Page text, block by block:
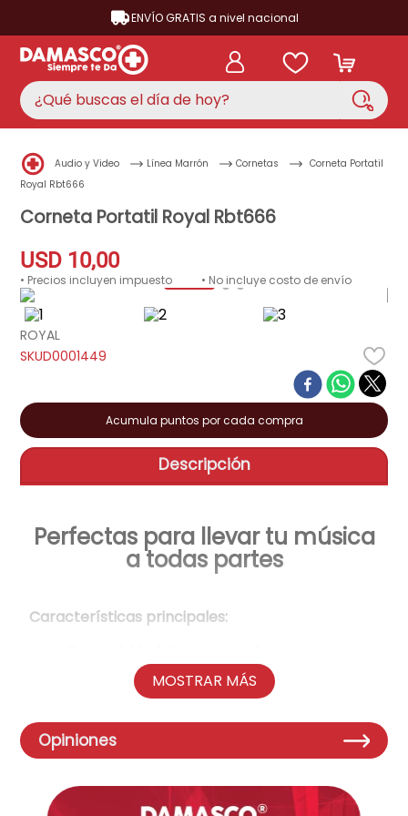
ENVÍO GRATIS a nivel nacional
¿Qué buscas el día de hoy?
Audio y Video Línea Marrón Cornetas
Corneta Portatil
Royal Rbt666
Corneta Portatil Royal Rbt666
USD 10,00
• Precios incluyen impuesto • No incluye costo de envío
ROYAL
D0001449
Acumula puntos por cada compra
Descripción
Perfectas para llevar tu música
a todas partes
Características principales:
conexión inalámbrica fácil con tu
smartphone, tablet u otros dispositivos.
nítido para su tamaño compacto.
Rango de frecuencia:
150Hz - 18kHz, cubre
mayoría de los géneros musicales.
MOSTRAR MÁS
Opiniones
TÉRMINOS MÁS BUSCADOS
1. aire acondicionado
2. nevera
4. lavadora
5
6 .
8. neveras
9. aire-acondicionado